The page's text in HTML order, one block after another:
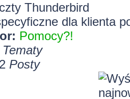
Thunderbird
dla klienta
Pomocy?!
Tematy
Posty